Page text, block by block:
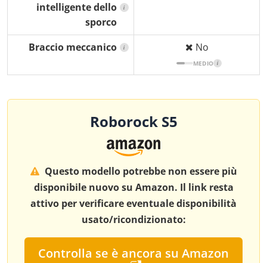
intelligente dello
sporco
i
Braccio meccanico i No
MEDIO i
Roborock S5
Questo modello potrebbe non essere più
disponibile nuovo su Amazon. Il link resta
attivo per verificare eventuale disponibilità
usato/ricondizionato:
Controlla se è ancora su Amazon